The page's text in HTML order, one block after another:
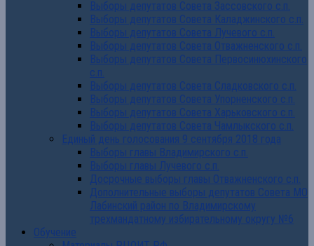
Выборы депутатов Совета Зассовского с.п.
Выборы депутатов Совета Каладжинского с.п.
Выборы депутатов Совета Лучевого с.п.
Выборы депутатов Совета Отважненского с.п.
Выборы депутатов Совета Первосинюхинского
с.п.
Выборы депутатов Совета Сладковского с.п.
Выборы депутатов Совета Упорненского с.п.
Выборы депутатов Совета Харьковского с.п.
Выборы депутатов Совета Чамлыкского с.п.
Единый день голосования 9 сентября 2018 года
Выборы главы Владимирского с.п.
Выборы главы Лучевого с.п.
Досрочные выборы главы Отважненского с.п.
Дополнительные выборы депутатов Совета МО
Лабинский район по Владимирскому
трехмандатному избирательному округу №6
Обучение